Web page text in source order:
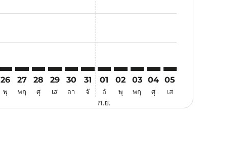
26
พุ
27
พฤ
28
ศุ
29
เส
30
อา
31
จั
01
อั
ก.ย.
02
พุ
03
พฤ
04
ศุ
05
เส